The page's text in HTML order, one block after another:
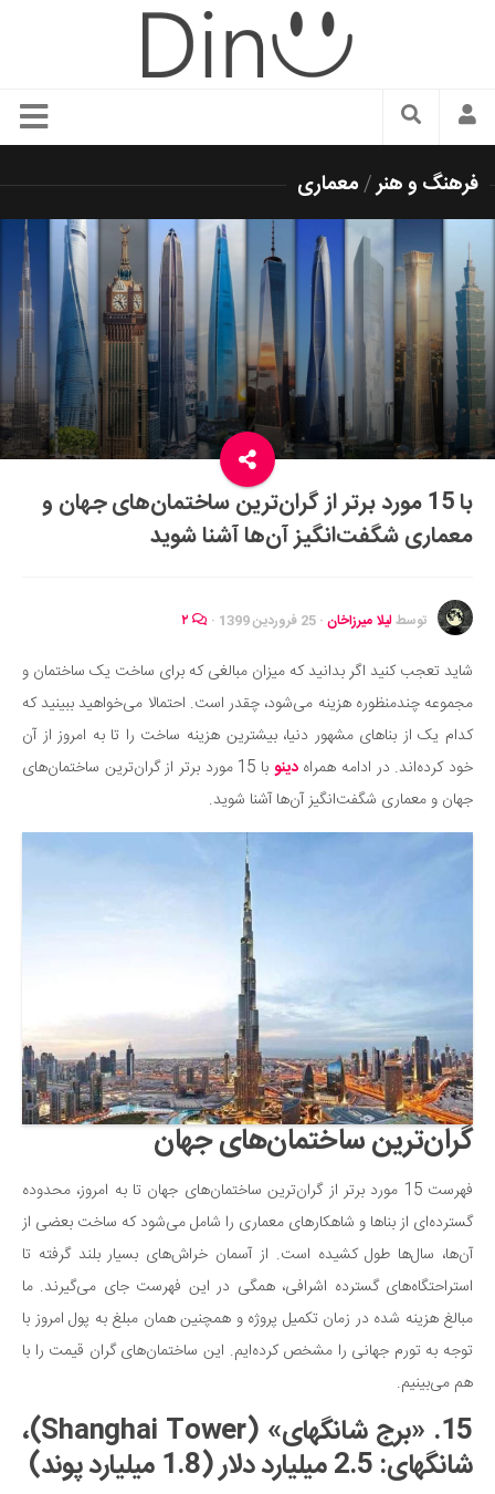
سبک زندگی
زیبایی و آرایش
شیک پوشی
دکوراسیون و چیدمان
غذا
رستوران گردی
آشپزی
سفر و گردشگری
ایران گردی
جهان گردی
موفقیت و مهارت‌های فردی
تغذیه سالم
بهداشت
بیماری و درمان
کودک و مادر
ورزش و تندرستی
سینما و تئاتر
تلویزیون
موسیقی
چهره‌ها
عکاسی و هنرهای تجسمی
کتاب و کتاب‌خوانی
تاریخ
معماری
علمی
فناوری‌ها
نجوم و هوا فضا
زمین و محیط زیست
خودرو
سرگرمی
فرهنگ و هنر/معماری
با 15 مورد برتر از گران‌ترین ساختمان‌های جهان و
معماری شگفت‌انگیز آن‌ها آشنا شوید
توسطلیلا میرزاخان · 25 فروردین 1399 ·
شاید تعجب کنید اگر بدانید که میزان مبالغی که برای ساخت یک ساختمان و
مجموعه چندمنظوره هزینه می‌شود، چقدر است. احتمالا می‌خواهید ببینید که
کدام یک از بناهای مشهور دنیا، بیشترین هزینه ساخت را تا به امروز از آن
خود کرده‌اند. در ادامه همراهدینو
با 15 مورد برتر از گران‌ترین ساختمان‌های
جهان و معماری شگفت‌انگیز آن‌ها آشنا شوید.
گران‌ترین ساختمان‌های جهان
فهرست 15 مورد برتر از گران‌ترین ساختمان‌های جهان تا به امروز، محدوده
گسترده‌ای از بناها و شاهکارهای معماری را شامل می‌شود که ساخت بعضی از
آن‌ها، سال‌ها طول کشیده است. از آسمان خراش‌های بسیار بلند گرفته تا
استراحتگاه‌های گسترده اشرافی، همگی در این فهرست جای می‌گیرند. ما
مبالغ هزینه شده در زمان تکمیل پروژه و همچنین همان مبلغ به پول امروز با
توجه به تورم جهانی را مشخص کرده‌ایم. این ساختمان‌های گران قیمت را با
هم می‌بینیم.
15. «برج شانگهای» (Shanghai Tower)،
شانگهای: 2.5 میلیارد دلار (1.8 میلیارد پوند)